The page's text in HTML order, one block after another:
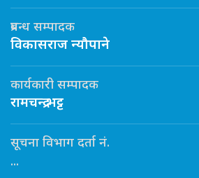
प्रबन्ध सम्पादक
विकासराज न्यौपाने
कार्यकारी सम्पादक
रामचन्द्र भट्ट
सूचना विभाग दर्ता नं.
...